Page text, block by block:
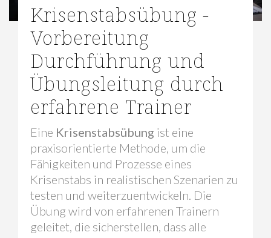
Krisenstabsübung -
Vorbereitung
Durchführung und
Übungsleitung durch
erfahrene Trainer
Eine Krisenstabsübung ist eine
praxisorientierte Methode, um die
Fähigkeiten und Prozesse eines
Krisenstabs in realistischen Szenarien zu
testen und weiterzuentwickeln. Die
Übung wird von erfahrenen Trainern
geleitet, die sicherstellen, dass alle